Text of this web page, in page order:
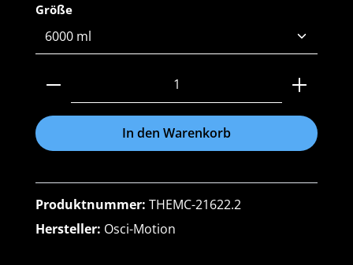
Größeauswählen
Produkt Anzahl: Gib den gewünschten Wert
In den Warenkorb
Produktnummer: THEMC-21622.2
Hersteller: Osci-Motion